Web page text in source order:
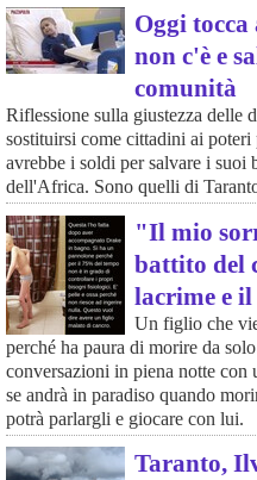
Oggi tocca
non c'è e
comunità
Riflessione sulla giustezza delle
sostituirsi come cittadini ai
avrebbe i soldi per salvare i
dell'Africa. Sono quelli di
"Il mio
battito del
lacrime e
Un figlio che
perché ha paura di morire da
conversazioni in piena notte
se andrà in paradiso quando
potrà parlargli e giocare con lui.
Taranto,